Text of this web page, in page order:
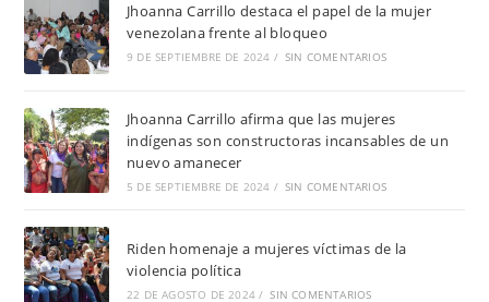
Jhoanna Carrillo destaca el papel de la mujer
venezolana frente al bloqueo
9 DE SEPTIEMBRE DE 2024 / SIN COMENTARIOS
Jhoanna Carrillo afirma que las mujeres
indígenas son constructoras incansables de un
nuevo amanecer
5 DE SEPTIEMBRE DE 2024 / SIN COMENTARIOS
Riden homenaje a mujeres víctimas de la
violencia política
22 DE AGOSTO DE 2024 / SIN COMENTARIOS